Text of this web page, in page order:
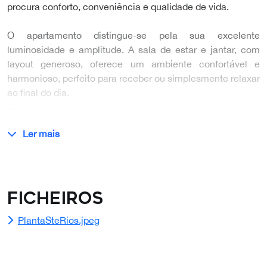
procura conforto, conveniência e qualidade de vida.
O apartamento distingue-se pela sua excelente
luminosidade e amplitude. A sala de estar e jantar, com
layout generoso, oferece um ambiente confortável e
harmonioso, perfeito para receber ou simplesmente relaxar
ao final do dia.
Ler mais
Ficheiros
PlantaSteRios.jpeg